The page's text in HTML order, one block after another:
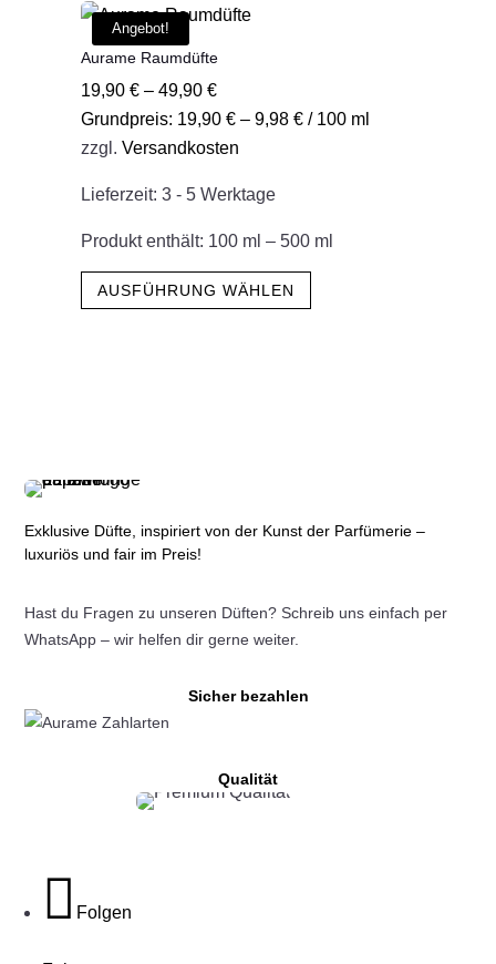
Optionen
Produktseite
gewählt
Angebot!
Aurame Raumdüfte
19,90€ –49,90€
Grundpreis: 19,90€ –9,98€ / 100 ml
zzgl.Versandkosten
Lieferzeit:3 - 5 Werktage
Produkt enthält: 100 ml – 500 ml
AUSFÜHRUNG WÄHLEN
Dieses
auf
gewählt
Exklusive Düfte, inspiriert von der Kunst der Parfümerie –
luxuriös und fair im Preis!
Hast du Fragen zu unseren Düften? Schreib uns einfach per
WhatsApp – wir helfen dir gerne weiter.
Sicher bezahlen
Qualität
Folgen